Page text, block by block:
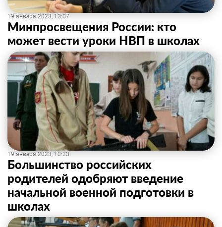
19 января 2023, 13:07
Минпросвещения России: кто
может вести уроки НВП в школах
19 января 2023, 10:23
Большинство российских
родителей одобряют введение
начальной военной подготовки в
школах